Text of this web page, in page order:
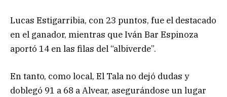
Lucas Estigarribia, con 23 puntos, fue el destacado
en el ganador, mientras que Iván Bar Espinoza
aportó 14 en las filas del “albiverde”.
En tanto, como local, El Tala no dejó dudas y
doblegó 91 a 68 a Alvear, asegurándose un lugar